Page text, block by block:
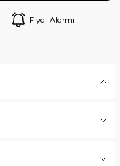
Fiyat Alarmı